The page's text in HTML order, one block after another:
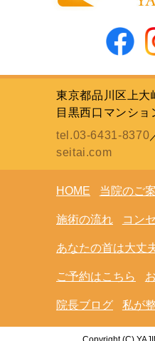
東京都品川区上大
目黒西口マンシ
tel.03-6431-8370
seitai.com
HOME 当院のご
施術の流れ コン
あなたの首は大丈
ご予約はこちら
院長ブログ 私が